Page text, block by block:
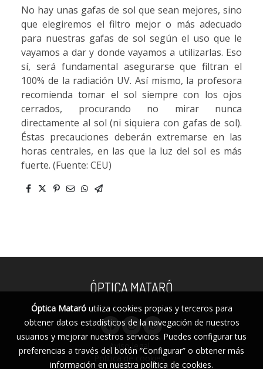
No hay unas gafas de sol que sean mejores, sino
que elegiremos el filtro mejor o más adecuado
para nuestras gafas de sol según el uso que le
vayamos a dar y donde vayamos a utilizarlas. Eso
sí, será fundamental asegurarse que filtran el
100% de la radiación UV. Así mismo, la profesora
recomienda tomar el sol siempre con los ojos
cerrados, procurando no mirar nunca
directamente al sol (ni siquiera con gafas de sol).
Éstas precauciones deberán extremarse en las
horas centrales, en las que la luz del sol es más
fuerte. (Fuente: CEU)
ÓPTICA MATARÓ
Aviso legal
Política de cookies
Óptica Mataróutiliza cookies propias y terceros para
obtener datos estadísticos de la navegación de nuestros
usuarios y mejorar nuestros servicios. Puedes configurar tus
preferencias a través del botón “Configurar” o obtener más
información en nuestra política de cookies.